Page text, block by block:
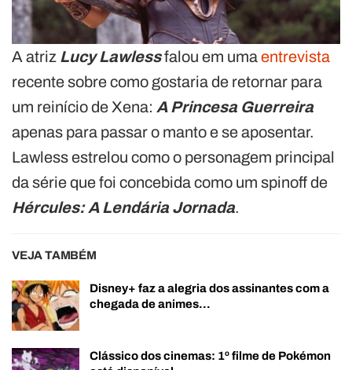
A atriz Lucy Lawlessfalou em umaentrevista
recente sobre como gostaria de retornar para
um reinício de Xena: A Princesa Guerreira
apenas para passar o manto e se aposentar.
Lawless estrelou como o personagem principal
da série que foi concebida como um spinoff de
Hércules: A Lendária Jornada.
VEJA TAMBÉM
Disney+ faz a alegria dos assinantes com a
chegada de animes…
Clássico dos cinemas: 1º filme de Pokémon